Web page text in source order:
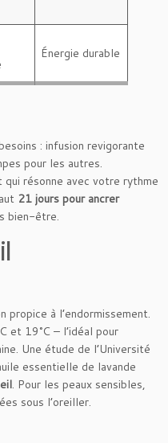
Énergie durable
: infusion revigorante
pour les autres.
qui résonne avec votre rythme
21 jours pour ancrer
bien-être.
propice à l’endormissement.
et 19°C – l’idéal pour
Une étude de l’Université
essentielle de lavande
. Pour les peaux sensibles,
sous l’oreiller.